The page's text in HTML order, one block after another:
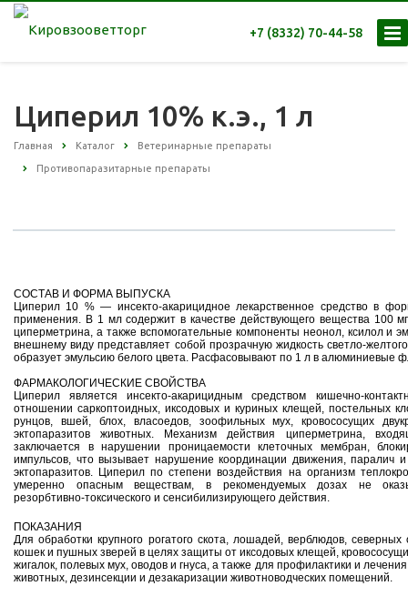
+7 (8332) 70-44-58
Циперил 10% к.э., 1 л
Главная Каталог Ветеринарные препараты
Противопаразитарные препараты
СОСТАВ И ФОРМА ВЫПУСКА
Циперил 10 % — инсекто-акарицидное лекарственное средство в
применения. В 1 мл содержит в качестве действующего вещества 100 мг
циперметрина, а также вспомогательные компоненты неонол, ксилол и
внешнему виду представляет собой прозрачную жидкость светло-
образует эмульсию белого цвета. Расфасовывают по 1 л в алюминиевые
ФАРМАКОЛОГИЧЕСКИЕ СВОЙСТВА
Циперил является инсекто-акарицидным средством кишечно-
отношении саркоптоидных, иксодовых и куриных клещей, постельных
рунцов, вшей, блох, власоедов, зоофильных мух, кровососущих
эктопаразитов животных. Механизм действия циперметрина,
заключается в нарушении проницаемости клеточных мембран,
импульсов, что вызывает нарушение координации движения, паралич
эктопаразитов. Циперил по степени воздействия на организм
умеренно опасным веществам, в рекомендуемых дозах не
резорбтивно-токсического и сенсибилизирующего действия.
ПОКАЗАНИЯ
Для обработки крупного рогатого скота, лошадей, верблюдов,
кошек и пушных зверей в целях защиты от иксодовых клещей,
жигалок, полевых мух, оводов и гнуса, а также для профилактики и
животных, дезинсекции и дезакаризации животноводческих помещений.